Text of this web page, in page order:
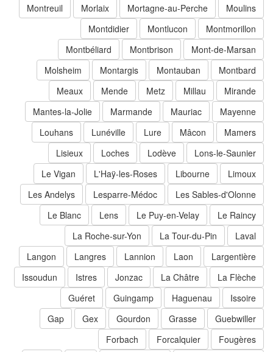
Moulins
Mortagne-au-Perche
Morlaix
Montreuil
Montmorillon
Montlucon
Montdidier
Mont-de-Marsan
Montbrison
Montbéliard
Montbard
Montauban
Montargis
Molsheim
Mirande
Millau
Metz
Mende
Meaux
Mayenne
Mauriac
Marmande
Mantes-la-Jolie
Mamers
Mâcon
Lure
Lunéville
Louhans
Lons-le-Saunier
Lodève
Loches
Lisieux
Limoux
Libourne
L'Haÿ-les-Roses
Le Vigan
Les Sables-d'Olonne
Lesparre-Médoc
Les Andelys
Le Raincy
Le Puy-en-Velay
Lens
Le Blanc
Laval
La Tour-du-Pin
La Roche-sur-Yon
Largentière
Laon
Lannion
Langres
Langon
La Flèche
La Châtre
Jonzac
Istres
Issoudun
Issoire
Haguenau
Guingamp
Guéret
Guebwiller
Grasse
Gourdon
Gap
Fougères
Forcalquier
Forbach